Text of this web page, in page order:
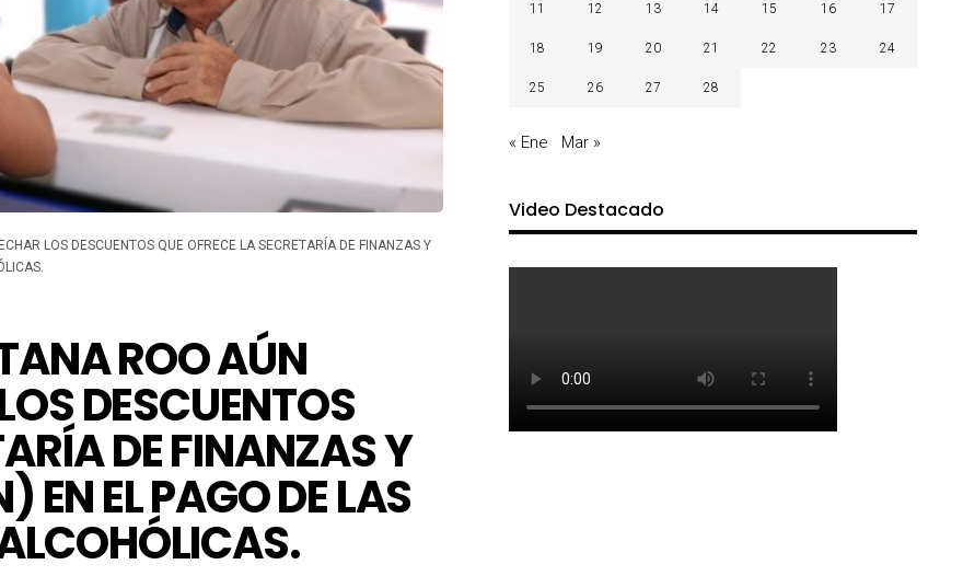
LOS DESCUENTOS QUE OFRECE LA SECRETARÍA DE FINANZAS Y
ROO AÚN
DESCUENTOS
DE FINANZAS Y
EN EL PAGO DE LAS
11 12 13 14 15 16 17
18 19 20 21 22 23 24
25 26 27 28
« Ene Mar »
Video Destacado